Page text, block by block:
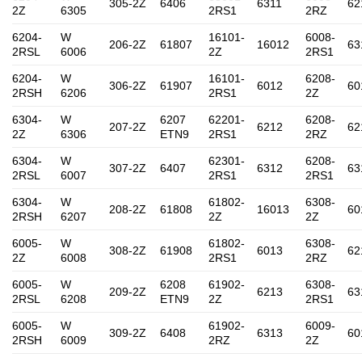
2Z
6305
305-2Z 6406
2RS1
6311
2RZ
6204-
2RSL
W
6006
206-2Z 61807
16101-
2Z
16012
6008-
2RS1
6204-
2RSH
W
6206
306-2Z 61907
16101-
2RS1
6012
6208-
2Z
6304-
2Z
W
6306
207-2Z
6207
ETN9
62201-
2RS1
6212
6208-
2RZ
6304-
2RSL
W
6007
307-2Z 6407
62301-
2RS1
6312
6208-
2RS1
6304-
2RSH
W
6207
208-2Z 61808
61802-
2Z
16013
6308-
2Z
6005-
2Z
W
6008
308-2Z 61908
61802-
2RS1
6013
6308-
2RZ
6005-
2RSL
W
6208
209-2Z
6208
ETN9
61902-
2Z
6213
6308-
2RS1
6005-
2RSH
W
6009
309-2Z 6408
61902-
2RZ
6313
6009-
2Z